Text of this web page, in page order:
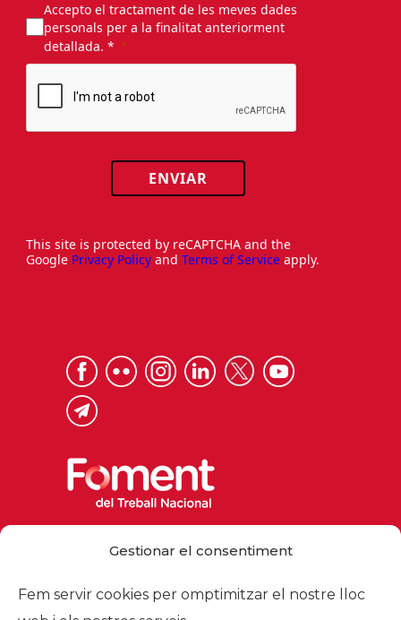
Gestionar el consentiment
Fem servir cookies per omptimitzar el nostre lloc
Accepto el tractament de les meves dades
personals per a la finalitat anteriorment
detallada. *
ENVIAR
This site is protected by reCAPTCHA and the
Google Privacy Policy and Terms of Service apply.
foment@foment.com